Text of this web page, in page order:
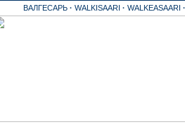
ВАЛГЕСАРЬ · WALKISAARI · WALKEASAARI ·